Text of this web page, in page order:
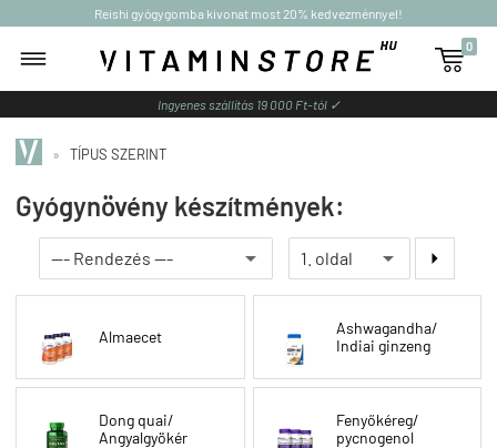
Reishi gyógygomba kivonat most 20% kedvezménnyel!

0
Ingyenes szállítás 19 000 Ft-tól ✓
» TÍPUS SZERINT
Gyógynövény készítmények:

Almaecet
Ashwagandha/
Indiai ginzeng
Dong quai/
Angyalgyökér
Fenyőkéreg/
pycnogenol